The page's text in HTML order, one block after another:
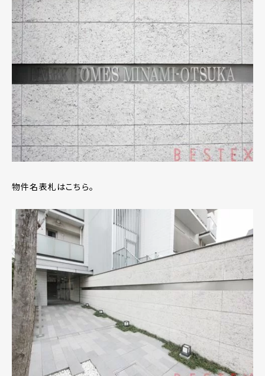
物件名表札はこちら。